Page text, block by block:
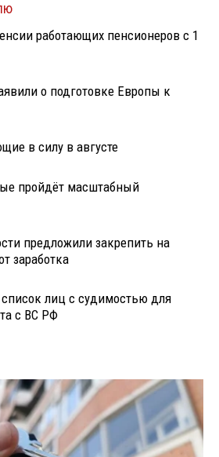
работающих пенсионеров с 1
о подготовке Европы к
в силу в августе
пройдёт масштабный
предложили закрепить на
заработка
лиц с судимостью для
с ВС РФ